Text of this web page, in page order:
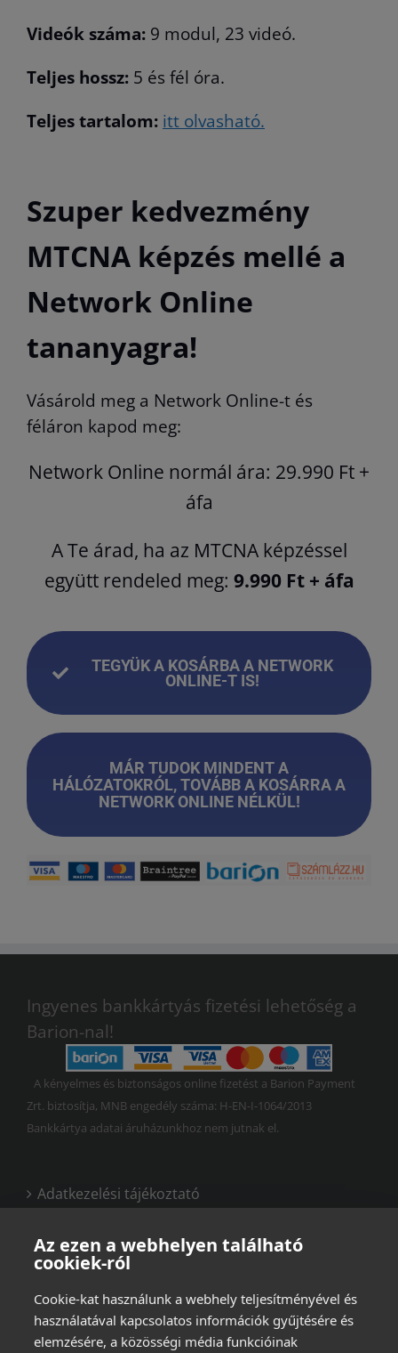
Videók száma: 9 modul, 23 videó.
Teljes hossz: 5 és fél óra.
Teljes tartalom: itt olvasható.
Szuper kedvezmény
MTCNA képzés mellé a
Network Online
tananyagra!
Vásárold meg a Network Online-t és
féláron kapod meg:
Network Online normál ára: 29.990 Ft +
áfa
A Te árad, ha az MTCNA képzéssel
együtt rendeled meg: 9.990 Ft + áfa
TEGYÜK A KOSÁRBA A NETWORK
ONLINE-T IS!
MÁR TUDOK MINDENT A
HÁLÓZATOKRÓL, TOVÁBB A KOSÁRRA A
NETWORK ONLINE NÉLKÜL!
Ingyenes bankkártyás fizetési lehetőség a
Barion-nal!
A kényelmes és biztonságos online fizetést a Barion Payment
Zrt. biztosítja, MNB engedély száma: H-EN-I-1064/2013
Bankkártya adatai áruházunkhoz nem jutnak el.
Adatkezelési tájékoztató
Vásárlási és felhasználási feltételek
Az ezen a webhelyen található
cookiek-ról
Cookie-kat használunk a webhely teljesítményével és
használatával kapcsolatos információk gyűjtésére és
elemzésére, a közösségi média funkcióinak